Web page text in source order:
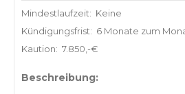
Mindestlaufzeit: Keine
Kündigungsfrist: 6 Monate zum
Kaution: 7.850,-€
Beschreibung: